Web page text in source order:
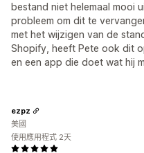
bestand niet helemaal mooi
probleem om dit te
met het wijzigen van de
Shopify, heeft Pete ook dit
en een app die doet wat hij
ezpz
美國
使用應用程式 2天